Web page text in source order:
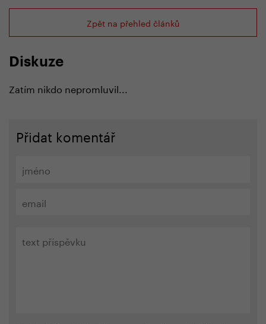
Zpět na přehled článků
Diskuze
Zatím nikdo nepromluvil...
Přidat komentář